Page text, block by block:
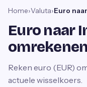
Home›Valuta›Euro
Euro naar
omrekenen
Reken euro (EUR)
actuele wisselkoers.